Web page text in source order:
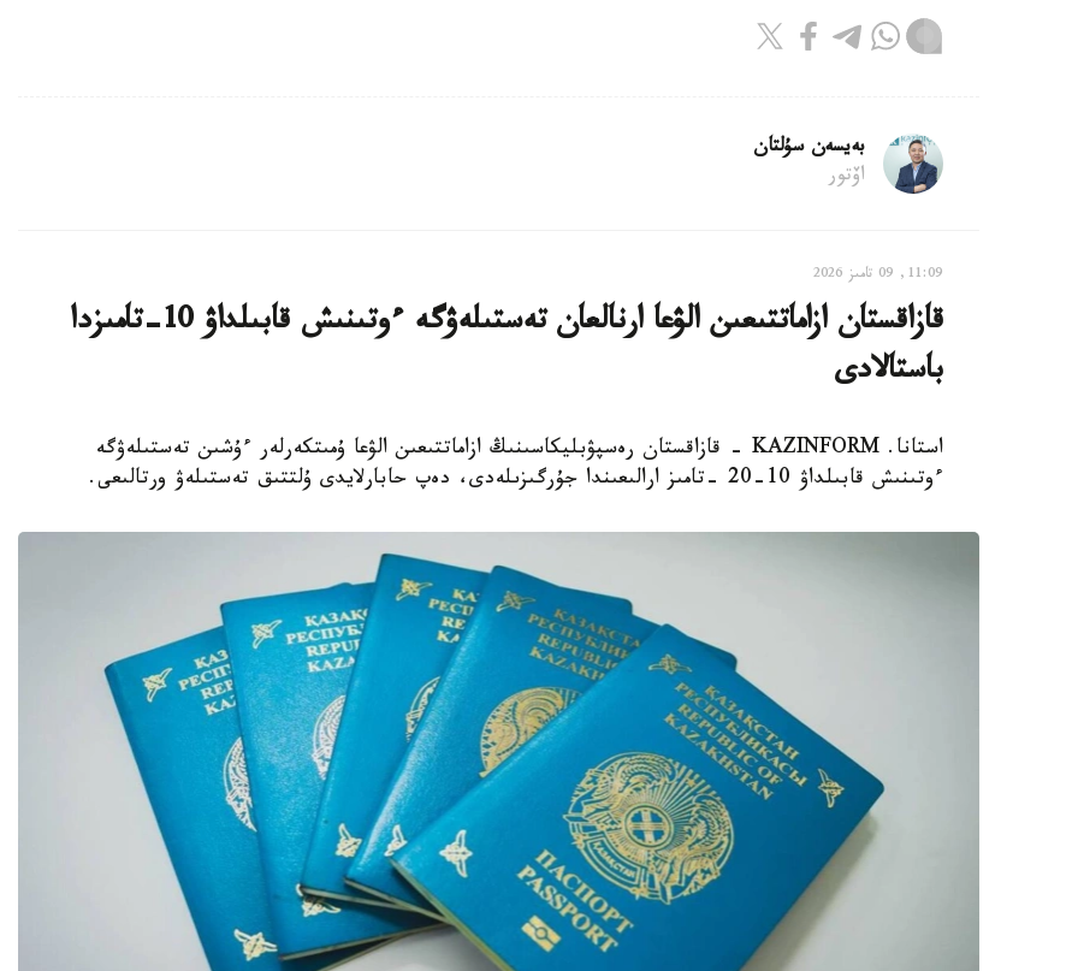
بەيسەن سۇلتان
اۆتور
11:09, 09 تامىز 2026
قازاقستان ازاماتتىعىن الۋعا ارنالعان تەستىلەۋگە ءوتىنىش قابىلداۋ 10-تامىزدا
باستالادى
استانا. KAZINFORM - قازاقستان رەسپۋبليكاسىنىڭ ازاماتتىعىن الۋعا ۇمىتكەرلەر ءۇشىن تەستىلەۋگە
ءوتىنىش قابىلداۋ 10-20 -تامىز ارالىعىندا جۇرگىزىلەدى، دەپ حابارلايدى ۇلتتىق تەستىلەۋ ورتالىعى.